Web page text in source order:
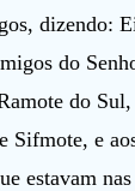
dizendo:
do
do Sul,
Sifmote, e
estavam